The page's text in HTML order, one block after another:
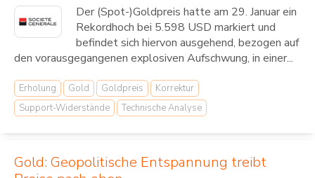
Der (Spot-)Goldpreis hatte am 29. Januar ein
Rekordhoch bei 5.598 USD markiert und
befindet sich hiervon ausgehend, bezogen auf
den vorausgegangenen explosiven Aufschwung, in einer...
Erholung Gold Goldpreis
Korrektur
Support-Widerstände
Technische Analyse
Gold: Geopolitische Entspannung treibt